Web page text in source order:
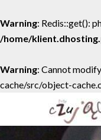
Warning: Redis::get():
/home/
Warning: Cannot
cache/src/object-